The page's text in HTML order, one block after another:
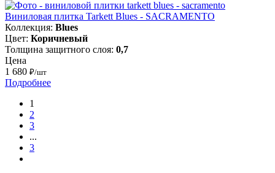
Виниловая плитка Tarkett Blues - SACRAMENTO
Коллекция: Blues
Цвет: Коричневый
Толщина защитного слоя: 0,7
Цена
1 680 ₽/шт
Подробнее
1
2
3
...
3